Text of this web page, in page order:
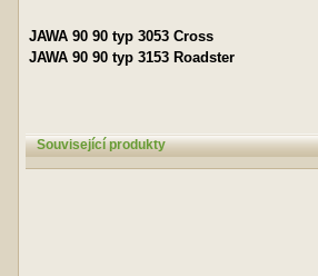
JAWA 90 90 typ 3053 Cross
JAWA 90 90 typ 3153 Roadster
Související produkty